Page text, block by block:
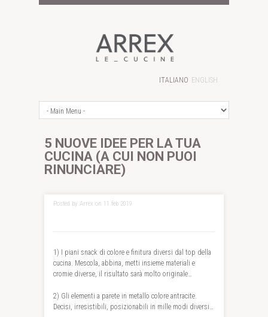
ITALIANO ENGLISH
5 NUOVE IDEE PER LA TUA
CUCINA (A CUI NON PUOI
RINUNCIARE)
Posted by Arrex on 11 feb 2019
1) I piani snack di colore e finitura diversi dal top della
cucina. Mescola, abbina, metti insieme materiali e
cromie diverse, il risultato sarà molto originale…
2) Gli elementi a parete in metallo colore antracite.
Decisi, irresistibili, posizionabili in mille modi diversi…